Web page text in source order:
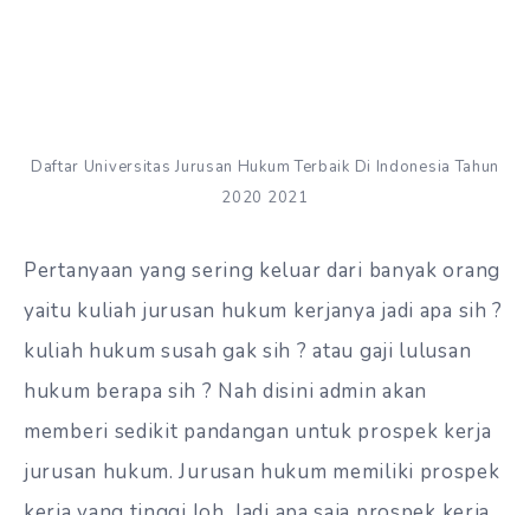
Daftar Universitas Jurusan Hukum Terbaik Di Indonesia Tahun
2020 2021
Pertanyaan yang sering keluar dari banyak orang
yaitu kuliah jurusan hukum kerjanya jadi apa sih ?
kuliah hukum susah gak sih ? atau gaji lulusan
hukum berapa sih ? Nah disini admin akan
memberi sedikit pandangan untuk prospek kerja
jurusan hukum. Jurusan hukum memiliki prospek